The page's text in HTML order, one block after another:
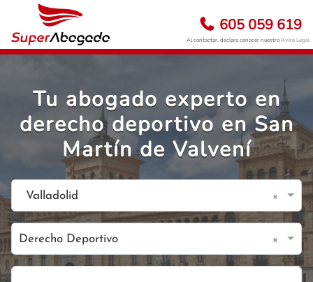
605 059 619
Al contactar, declara conocer nuestroAviso Legal
Tu abogado experto en
derecho deportivo en San
Martín de Valvení
Valladolid ×
Derecho Deportivo ×